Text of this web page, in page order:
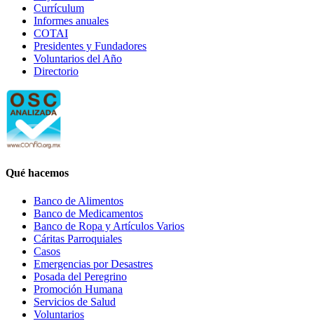
Currículum
Informes anuales
COTAI
Presidentes y Fundadores
Voluntarios del Año
Directorio
Qué hacemos
Banco de Alimentos
Banco de Medicamentos
Banco de Ropa y Artículos Varios
Cáritas Parroquiales
Casos
Emergencias por Desastres
Posada del Peregrino
Promoción Humana
Servicios de Salud
Voluntarios